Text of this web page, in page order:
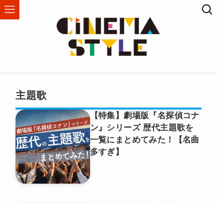
主題歌
【特集】劇場版『名探偵コナ
ン』シリーズ 歴代主題歌を
一覧にまとめてみた！【名曲
多すぎ】